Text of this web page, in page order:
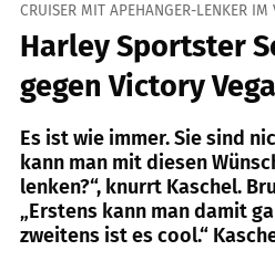
CRUISER MIT APEHANGER-LENKER IM
Harley Sportster
gegen Victory
Es ist wie immer. Sie sind
kann man mit diesen
lenken?“, knurrt Kaschel.
„Erstens kann man damit
zweitens ist es cool.“